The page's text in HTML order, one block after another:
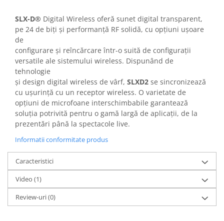
SLX-D® Digital Wireless oferă sunet digital transparent,
pe 24 de biți și performanță RF solidă, cu opțiuni ușoare
de
configurare și reîncărcare într-o suită de configurații
versatile ale sistemului wireless. Dispunând de
tehnologie
și design digital wireless de vârf, SLXD2 se sincronizează
cu ușurință cu un receptor wireless. O varietate de
opțiuni de microfoane interschimbabile garantează
soluția potrivită pentru o gamă largă de aplicații, de la
prezentări până la spectacole live.
Informatii conformitate produs
Caracteristici
Video (1)
Review-uri(0)